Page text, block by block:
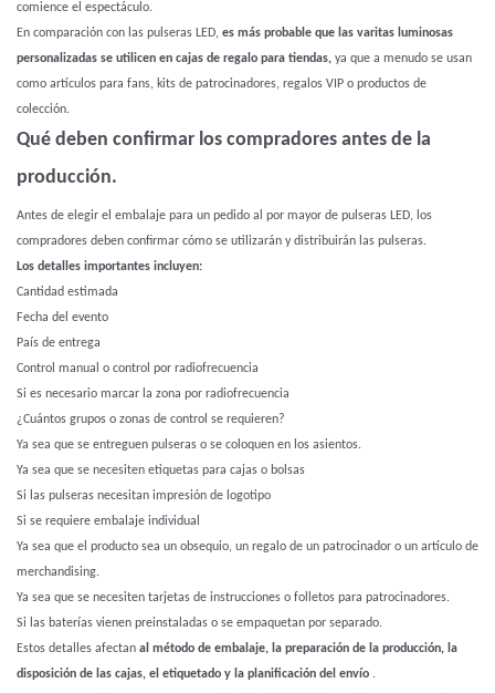
comience el espectáculo.
En comparación con las pulseras LED, es más probable que las varitas luminosas
personalizadas se utilicen en cajas de regalo para tiendas, ya que a menudo se usan
como artículos para fans, kits de patrocinadores, regalos VIP o productos de
colección.
Qué deben confirmar los compradores antes de la
producción.
Antes de elegir el embalaje para un pedido al por mayor de pulseras LED, los
compradores deben confirmar cómo se utilizarán y distribuirán las pulseras.
Los detalles importantes incluyen:
Cantidad estimada
Fecha del evento
País de entrega
Control manual o control por radiofrecuencia
Si es necesario marcar la zona por radiofrecuencia
¿Cuántos grupos o zonas de control se requieren?
Ya sea que se entreguen pulseras o se coloquen en los asientos.
Ya sea que se necesiten etiquetas para cajas o bolsas
Si las pulseras necesitan impresión de logotipo
Si se requiere embalaje individual
Ya sea que el producto sea un obsequio, un regalo de un patrocinador o un artículo de
merchandising.
Ya sea que se necesiten tarjetas de instrucciones o folletos para patrocinadores.
Si las baterías vienen preinstaladas o se empaquetan por separado.
Estos detalles afectan al método de embalaje, la preparación de la producción, la
disposición de las cajas, el etiquetado y la planificación del envío .